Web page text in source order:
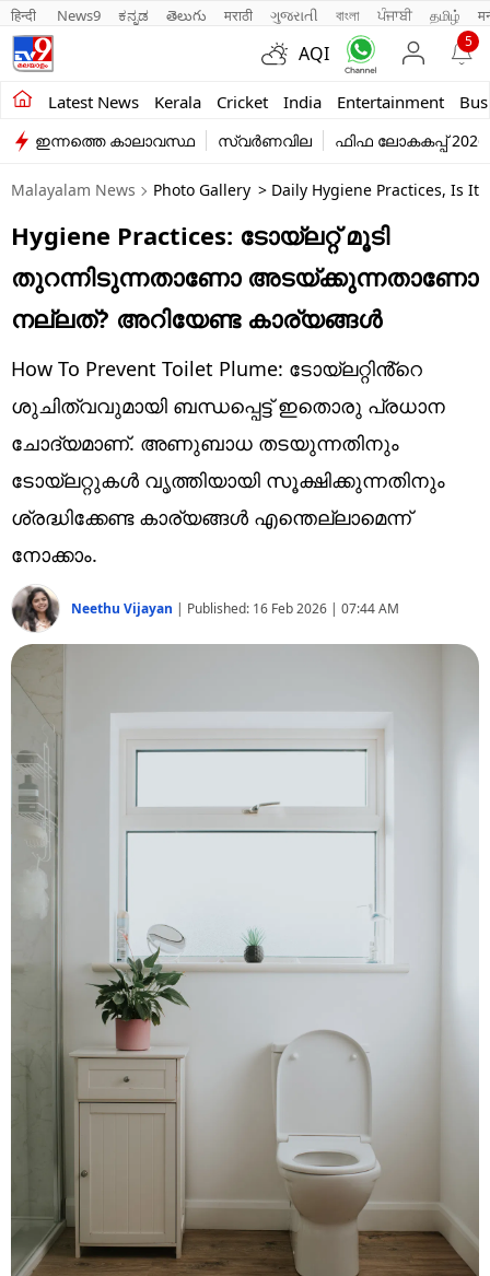
हिन्दी News9 ಕನ್ನಡ తెలుగు मराठी ગુજરાતી বাংলা ਪੰਜਾਬੀ தமிழ்
AQI
5
Latest News Kerala Cricket India Entertainment
Kerala
India
Entertainment
Business
Education
Lifestyle
world
Technology
Religion
Web Story
Photo
Short Videos
ഇന്നത്തെ കാലാവസ്ഥ സ്വർണവില ഫിഫ ലോകകപ്പ് 2026
Malayalam News Photo Gallery > Daily Hygiene Practices, Is It
Hygiene Practices: ടോയ്‌ലറ്റ് മൂടി
തുറന്നിടുന്നതാണോ അടയ്ക്കുന്നതാണോ
നല്ലത്? അറിയേണ്ട കാര്യങ്ങൾ
How To Prevent Toilet Plume: ടോയ്‌ലറ്റിൻ്റെ
ശുചിത്വവുമായി ബന്ധപ്പെട്ട് ഇതൊരു പ്രധാന
ചോദ്യമാണ്. അണുബാധ തടയുന്നതിനും
ടോയ്‌ലറ്റുകൾ വൃത്തിയായി സൂക്ഷിക്കുന്നതിനും
ശ്രദ്ധിക്കേണ്ട കാര്യങ്ങൾ എന്തെല്ലാമെന്ന്
നോക്കാം.
Neethu Vijayan | Published: 16 Feb 2026 | 07:44 AM